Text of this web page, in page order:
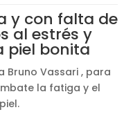
desde
35,06€
hasta
44,53€
y con falta de
al estrés y
piel bonita
Bruno Vassari , para
la fatiga y el